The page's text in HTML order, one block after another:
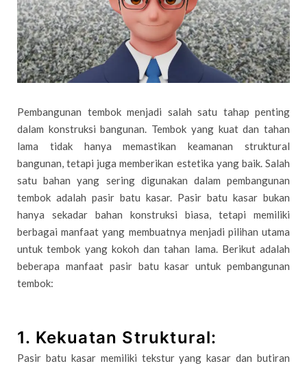
Pembangunan tembok menjadi salah satu tahap penting
dalam konstruksi bangunan. Tembok yang kuat dan tahan
lama tidak hanya memastikan keamanan struktural
bangunan, tetapi juga memberikan estetika yang baik. Salah
satu bahan yang sering digunakan dalam pembangunan
tembok adalah pasir batu kasar. Pasir batu kasar bukan
hanya sekadar bahan konstruksi biasa, tetapi memiliki
berbagai manfaat yang membuatnya menjadi pilihan utama
untuk tembok yang kokoh dan tahan lama. Berikut adalah
beberapa manfaat pasir batu kasar untuk pembangunan
tembok:
1. Kekuatan Struktural:
Pasir batu kasar memiliki tekstur yang kasar dan butiran